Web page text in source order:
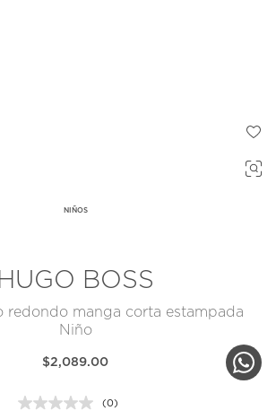
NIÑOS
HUGO BOSS
redondo manga corta estampada
Niño
$2,089.00
Sin
(0)